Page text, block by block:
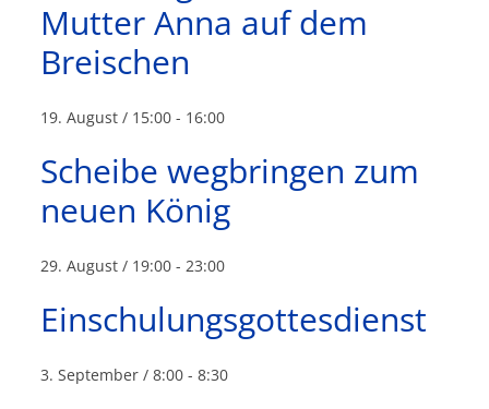
Mutter Anna auf dem
Breischen
19. August / 15:00 - 16:00
Scheibe wegbringen zum
neuen König
29. August / 19:00 -23:00
Einschulungsgottesdienst
3. September / 8:00 -8:30